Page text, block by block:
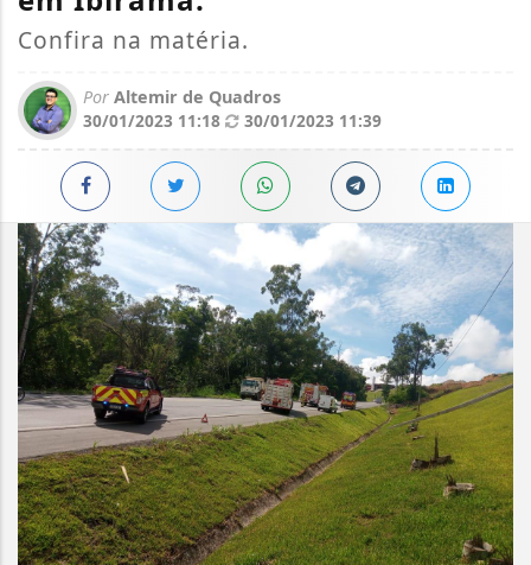
Confira na matéria.
Por Altemir de Quadros
30/01/2023 11:18
30/01/2023 11:39